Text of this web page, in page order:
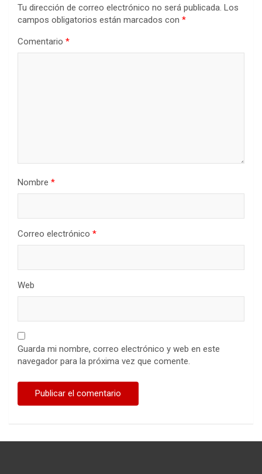
Tu dirección de correo electrónico no será publicada. Los
campos obligatorios están marcados con *
Comentario *
Nombre *
Correo electrónico *
Web
Guarda mi nombre, correo electrónico y web en este
navegador para la próxima vez que comente.